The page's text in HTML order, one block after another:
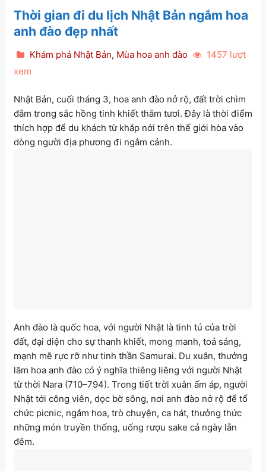
Thời gian đi du lịch Nhật Bản ngắm hoa
anh đào đẹp nhất
Khám phá Nhật Bản, Mùa hoa anh đào
1457 lượt
xem
Nhật Bản, cuối tháng 3, hoa anh đào nở rộ, đất trời chìm
đắm trong sắc hồng tinh khiết thắm tươi. Đây là thời điểm
thích hợp để du khách từ khắp nới trên thế giới hòa vào
dòng người địa phương đi ngắm cảnh.
Anh đào là quốc hoa, với người Nhật là tinh tú của trời
đất, đại diện cho sự thanh khiết, mong manh, toả sáng,
mạnh mẽ rực rỡ như tinh thần Samurai. Du xuân, thưởng
lãm hoa anh đào có ý nghĩa thiêng liêng với người Nhật
từ thời Nara (710–794). Trong tiết trời xuân ấm áp, người
Nhật tới công viên, dọc bờ sông, nơi anh đào nở rộ để tổ
chức picnic, ngắm hoa, trò chuyện, ca hát, thưởng thức
những món truyền thống, uống rượu sake cả ngày lẫn
đêm.